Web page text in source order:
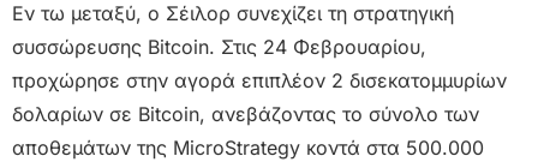
Εν τω μεταξύ, ο Σέιλορ συνεχίζει τη στρατηγική
συσσώρευσης Bitcoin. Στις 24 Φεβρουαρίου,
προχώρησε στην αγορά επιπλέον 2 δισεκατομμυρίων
δολαρίων σε Bitcoin, ανεβάζοντας το σύνολο των
αποθεμάτων της MicroStrategy κοντά στα 500.000